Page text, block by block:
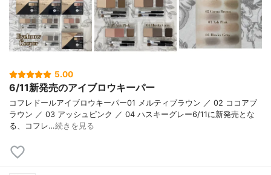
5.00
6/11新発売のアイブロウキーパー
コフレドールアイブロウキーパー01 メルティブラウン ／ 02 ココアブ
ラウン ／ 03 アッシュピンク ／ 04 ハスキーグレー6/11に新発売とな
る、コフレ…続きを見る